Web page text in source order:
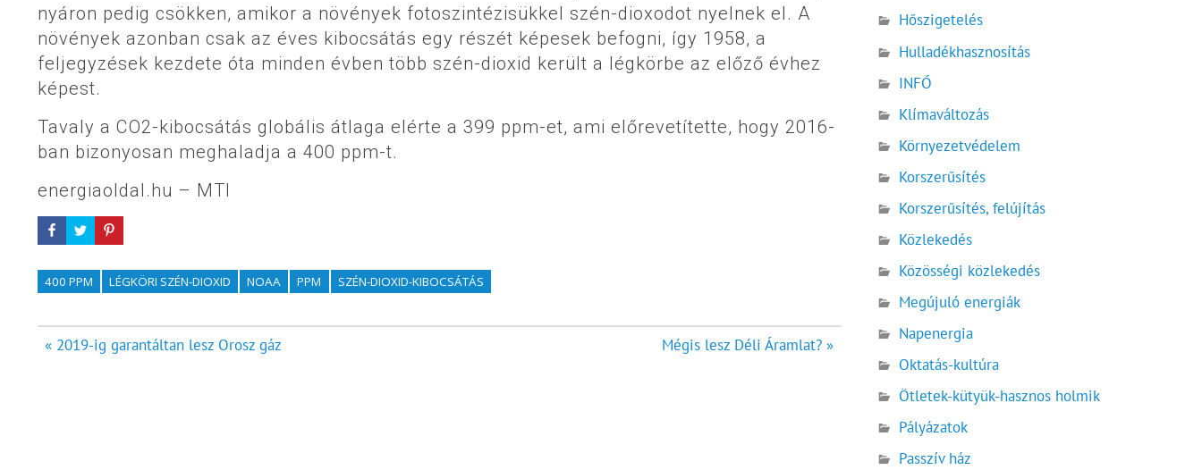
nyáron pedig csökken, amikor a növények fotoszintézisükkel szén-dioxodot nyelnek el. A
növények azonban csak az éves kibocsátás egy részét képesek befogni, így 1958, a
feljegyzések kezdete óta minden évben több szén-dioxid került a légkörbe az előző évhez
képest.
Tavaly a CO2-kibocsátás globális átlaga elérte a 399 ppm-et, ami előrevetítette, hogy 2016-
ban bizonyosan meghaladja a 400 ppm-t.
energiaoldal.hu – MTI
400 PPM LÉGKÖRI SZÉN-DIOXID NOAA PPM SZÉN-DIOXID-KIBOCSÁTÁS
Bejegyzés
« 2019-ig garantáltan lesz Orosz gáz Mégis lesz Déli Áramlat? »
Hőszigetelés
Hulladékhasznosítás
INFÓ
Klímaváltozás
Környezetvédelem
Korszerűsítés
Korszerűsítés, felújítás
Közlekedés
Közösségi közlekedés
Megújuló energiák
Napenergia
Oktatás-kultúra
Ötletek-kütyük-hasznos holmik
Pályázatok
Passzív ház